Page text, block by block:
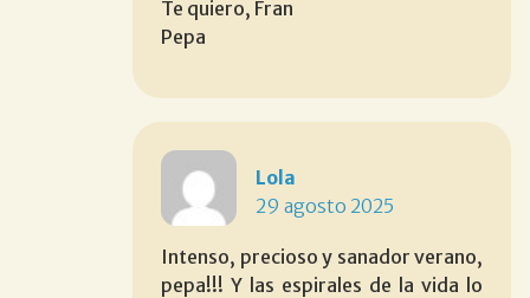
Te quiero, Fran
Pepa
Lola
29 agosto 2025
Intenso, precioso y sanador verano,
pepa!!! Y las espirales de la vida lo